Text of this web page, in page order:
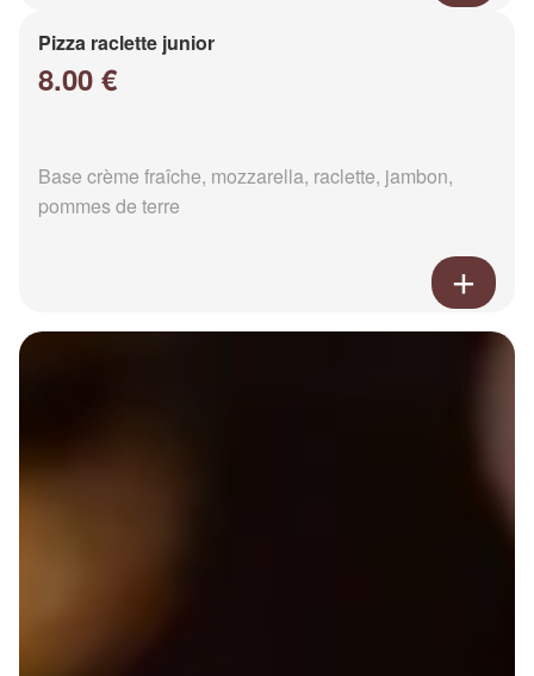
Pizza raclette junior
8.00 €
Base crème fraîche, mozzarella, raclette, jambon,
pommes de terre